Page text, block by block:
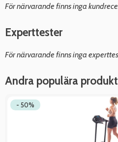
För närvarande finns inga
Experttester
För närvarande finns inga
Andra populära
- 50%